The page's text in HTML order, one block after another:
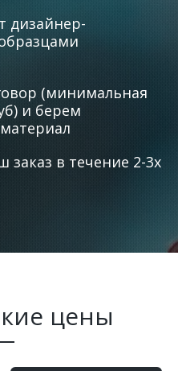
дизайнер-
(минимальная
и берем
в течение 2-3х
цены